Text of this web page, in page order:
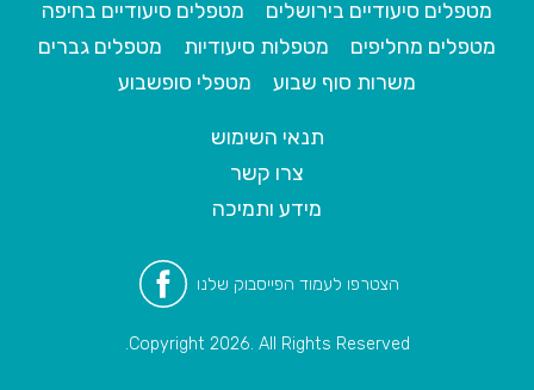
מטפלים סיעודיים בירושלים
מטפלים סיעודיים בחיפה
מטפלים מחליפים
מטפלות סיעודיות
מטפלים גברים
משרות סוף שבוע
מטפלי סופשבוע
תנאי השימוש
צרו קשר
מידע ותמיכה
הצטרפו לעמוד הפייסבוק שלנו
Copyright 2026. All Rights Reserved.